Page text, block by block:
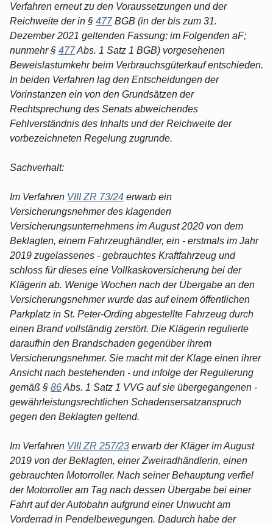
Verfahren erneut zu den Voraussetzungen und der
Reichweite der in § 477BGB (in der bis zum 31.
Dezember 2021 geltenden Fassung; im Folgenden aF;
nunmehr § 477Abs. 1 Satz 1 BGB) vorgesehenen
Beweislastumkehr beim Verbrauchsgüterkauf entschieden.
In beiden Verfahren lag den Entscheidungen der
Vorinstanzen ein von den Grundsätzen der
Rechtsprechung des Senats abweichendes
Fehlverständnis des Inhalts und der Reichweite der
vorbezeichneten Regelung zugrunde.
Sachverhalt:
Im Verfahren VIII ZR 73/24 erwarb ein
Versicherungsnehmer des klagenden
Versicherungsunternehmens im August 2020 von dem
Beklagten, einem Fahrzeughändler, ein - erstmals im Jahr
2019 zugelassenes - gebrauchtes Kraftfahrzeug und
schloss für dieses eine Vollkaskoversicherung bei der
Klägerin ab. Wenige Wochen nach der Übergabe an den
Versicherungsnehmer wurde das auf einem öffentlichen
Parkplatz in St. Peter-Ording abgestellte Fahrzeug durch
einen Brand vollständig zerstört. Die Klägerin regulierte
daraufhin den Brandschaden gegenüber ihrem
Versicherungsnehmer. Sie macht mit der Klage einen ihrer
Ansicht nach bestehenden - und infolge der Regulierung
gemäß § 86Abs. 1 Satz 1 VVG auf sie übergegangenen -
gewährleistungsrechtlichen Schadensersatzanspruch
gegen den Beklagten geltend.
Im Verfahren VIII ZR 257/23 erwarb der Kläger im August
2019 von der Beklagten, einer Zweiradhändlerin, einen
gebrauchten Motorroller. Nach seiner Behauptung verfiel
der Motorroller am Tag nach dessen Übergabe bei einer
Fahrt auf der Autobahn aufgrund einer Unwucht am
Vorderrad in Pendelbewegungen. Dadurch habe der